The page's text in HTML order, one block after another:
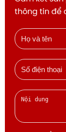
thông tin để